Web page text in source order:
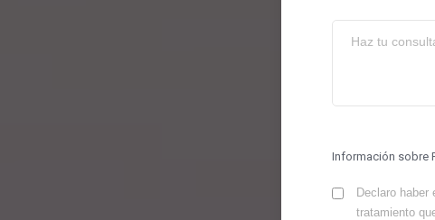
Información sobre
Declaro haber
tratamiento